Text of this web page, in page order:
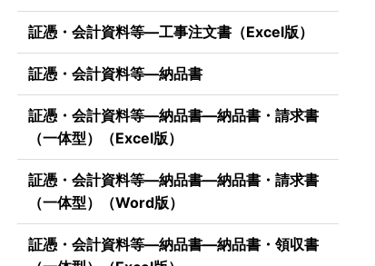
証憑・会計資料等―工事注文書（Excel版）
証憑・会計資料等―納品書
証憑・会計資料等―納品書―納品書・請求書
（一体型）（Excel版）
証憑・会計資料等―納品書―納品書・請求書
（一体型）（Word版）
証憑・会計資料等―納品書―納品書・領収書